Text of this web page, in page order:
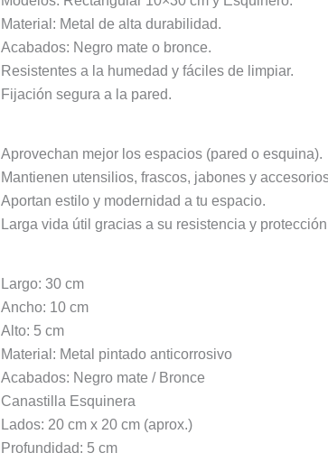
Material: Metal de alta durabilidad.
Acabados: Negro mate o bronce.
Resistentes a la humedad y fáciles de limpiar.
Fijación segura a la pared.
Aprovechan mejor los espacios (pared o esquina).
Mantienen utensilios, frascos, jabones y
Aportan estilo y modernidad a tu espacio.
Larga vida útil gracias a su resistencia y
Largo: 30 cm
Ancho: 10 cm
Alto: 5 cm
Material: Metal pintado anticorrosivo
Acabados: Negro mate / Bronce
Canastilla Esquinera
Lados: 20 cm x 20 cm (aprox.)
Profundidad: 5 cm